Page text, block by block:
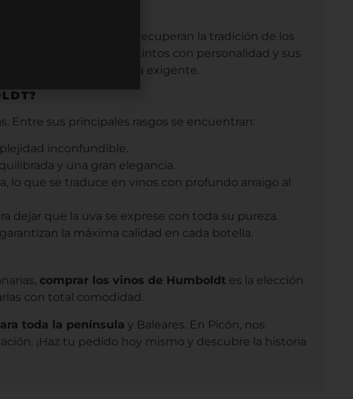
de matices.
dulces y de licor, que recuperan la tradición de los
y minerales, junto a sus tintos con personalidad y sus
en cualquier mesa exigente.
Entre sus principales rasgos se encuentran:
inconfundible.
y una gran elegancia.
lo que se traduce en vinos con profundo arraigo al
dejar que la uva se exprese con toda su pureza.
la máxima calidad en cada botella.
comprar los vinos de Humboldt es la elección
con total comodidad.
toda la península y Baleares. En Picón, nos
¡Haz tu pedido hoy mismo y descubre la historia